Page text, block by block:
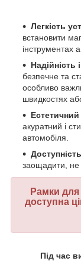
Легкість
встановити
інструментах
Надійність
безпечне та
особливо
швидкостях
акуратний і
автомобіля.
Доступність
заощадити, не
Рамки
доступна
Під час